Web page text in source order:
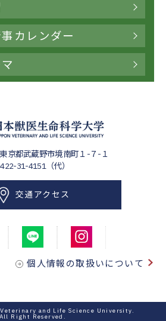
カレンダー
東京都武蔵野市境南町１-７-１
31-4151（代）
交通アクセス
個人情報の取扱いについて
and Life Science University.
All Right Reserved.